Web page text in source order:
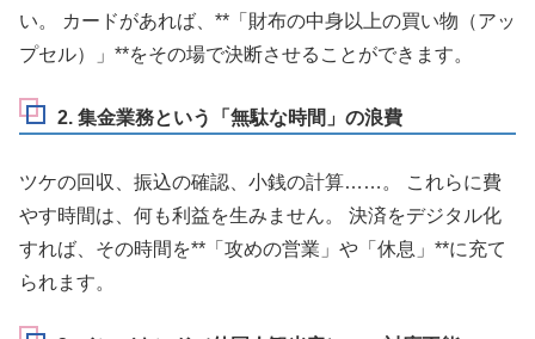
い。 カードがあれば、**「財布の中身以上の買い物（アッ
プセル）」**をその場で決断させることができます。
2. 集金業務という「無駄な時間」の浪費
ツケの回収、振込の確認、小銭の計算……。 これらに費
やす時間は、何も利益を生みません。 決済をデジタル化
すれば、その時間を**「攻めの営業」や「休息」**に充て
られます。